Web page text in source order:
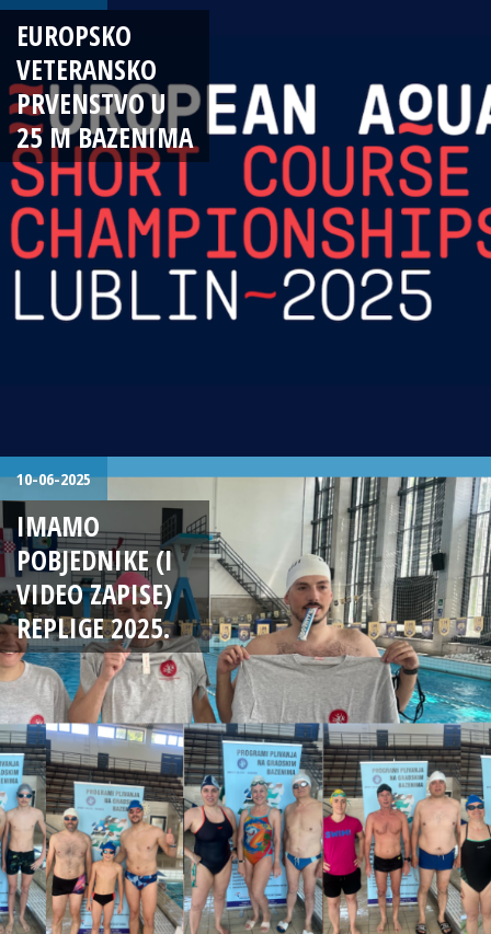
EUROPSKO
VETERANSKO
PRVENSTVO U
25 M BAZENIMA
10-06-2025
IMAMO
POBJEDNIKE (I
VIDEO ZAPISE)
REPLIGE 2025.